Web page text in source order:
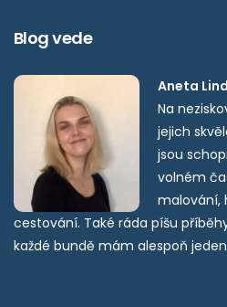
Blog vede
Aneta
Na
jejich
jsou
volném
malování,
cestování. Také ráda píšu
každé bundě mám alespoň